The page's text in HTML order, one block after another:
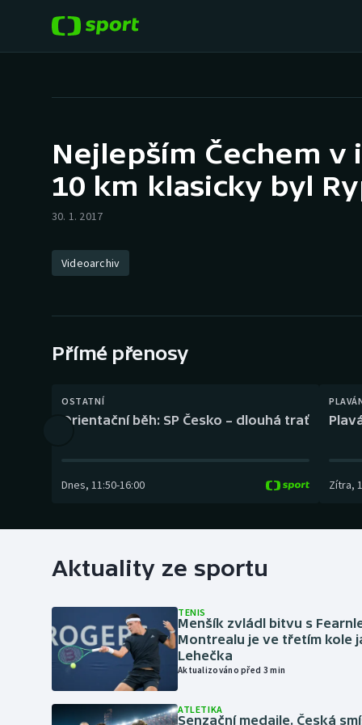
Hokej
Tenis
Cyklistika
Baseball a softbal
Basketbal
Futsal
Gymnastika
Nejlepším Čechem v
10 km klasicky byl
30. 1. 2017
Videoarchiv
Přímé přenosy
OSTATNÍ
Orientační běh: SP Česko – dlouhá trať
Dnes, 11:50-16:00 Zítra,
Aktuality ze sportu
TENIS
Menšík zvládl bitvu s
Montrealu je ve třetím kole
Lehečka
Aktualizováno před 3 min
ATLETIKA
Senzační medaile. Česká